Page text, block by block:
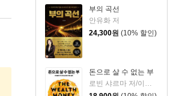
부의 곡선
안유화 저
24,300원 (10% 할인)
돈으로 살 수 없는 부
로빈 샤르마 저/이영래 역